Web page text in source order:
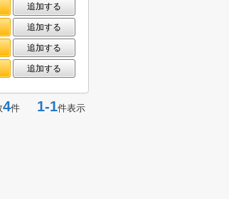
追加する
追加する
追加する
追加する
4件 1-1件表示